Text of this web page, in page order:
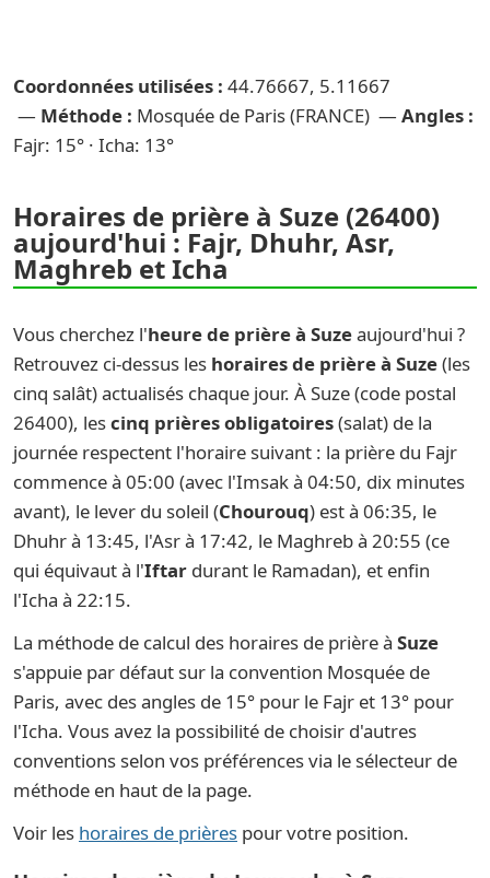
Coordonnées utilisées : 44.76667, 5.11667
— Méthode : Mosquée de Paris (FRANCE) — Angles :
Fajr: 15° · Icha: 13°
Horaires de prière à Suze (26400)
aujourd'hui : Fajr, Dhuhr, Asr,
Maghreb et Icha
Vous cherchez l'heure de prière à Suzeaujourd'hui ?
Retrouvez ci-dessus les horaires de prière à Suze(les
cinq salât) actualisés chaque jour. À Suze (code postal
26400), lescinq prières obligatoires(salat) de la
journée respectent l'horaire suivant : la prière du Fajr
commence à 05:00 (avec l'Imsak à 04:50, dix minutes
avant), le lever du soleil (Chourouq) est à 06:35, le
Dhuhr à 13:45, l'Asr à 17:42, le Maghreb à 20:55 (ce
qui équivaut à l'Iftar durant le Ramadan), et enfin
l'Icha à 22:15.
La méthode de calcul des horaires de prière à Suze
s'appuie par défaut sur la convention Mosquée de
Paris, avec des angles de 15° pour le Fajr et 13° pour
l'Icha. Vous avez la possibilité de choisir d'autres
conventions selon vos préférences via le sélecteur de
méthode en haut de la page.
Voir les horaires de prières pour votre position.